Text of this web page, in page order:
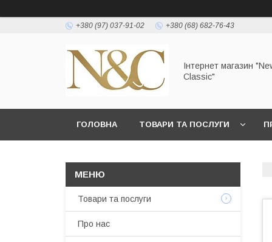
+380 (97) 037-91-02 +380 (68) 682-76-43
Інтернет магазин
Classic"
ГОЛОВНА ТОВАРИ ТА ПОСЛУГИ
Товари та послуги
Про нас